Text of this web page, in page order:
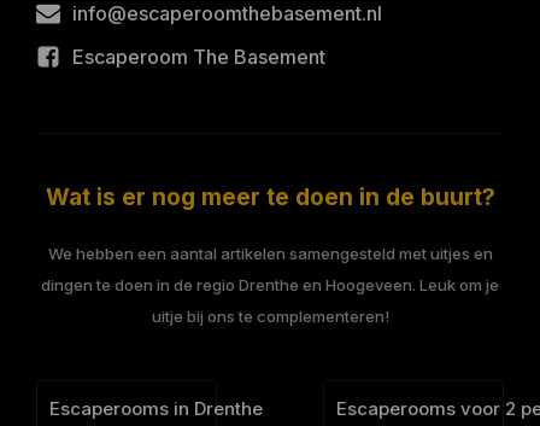
info@escaperoomthebasement.nl
Escaperoom The Basement
Wat is er nog meer te doen in de buurt?
We hebben een aantal artikelen samengesteld met uitjes en
dingen te doen in de regio Drenthe en Hoogeveen. Leuk om je
uitje bij ons te complementeren!
Escaperooms in Drenthe Escaperooms voor 2